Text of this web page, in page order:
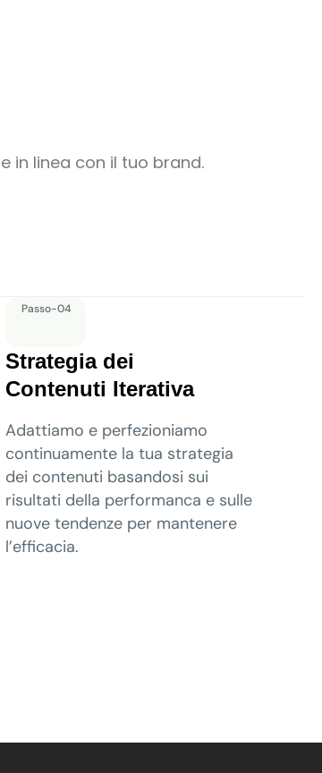
in linea con il tuo brand.
Passo-04
Strategia dei
Contenuti Iterativa
Adattiamo e perfezioniamo
continuamente la tua strategia
dei contenuti basandosi sui
risultati della performanca e sulle
nuove tendenze per mantenere
l’efficacia.